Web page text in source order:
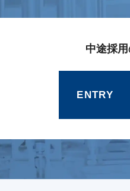
中途採
ENTRY